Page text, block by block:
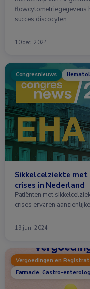
flowcytometriegegevens
succes discocyten …
10 dec. 2024
Congresnieuws
Sikkelcelziekte met
crises in Nederland
Patiënten met
crises ervaren
19 jun. 2024
Vergoedingen en
Farmacie, Gastro-